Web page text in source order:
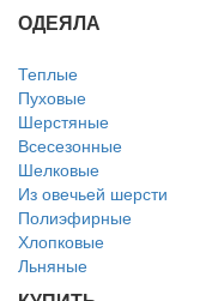
ОДЕЯЛА
Теплые
Пуховые
Шерстяные
Всесезонные
Шелковые
Из овечьей шерсти
Полиэфирные
Хлопковые
Льняные